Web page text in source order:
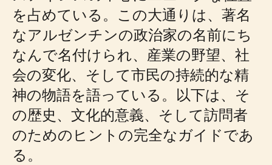
を占めている。この大通りは、著名
なアルゼンチンの政治家の名前にち
なんで名付けられ、産業の野望、社
会の変化、そして市民の持続的な精
神の物語を語っている。以下は、そ
の歴史、文化的意義、そして訪問者
のためのヒントの完全なガイドであ
る。